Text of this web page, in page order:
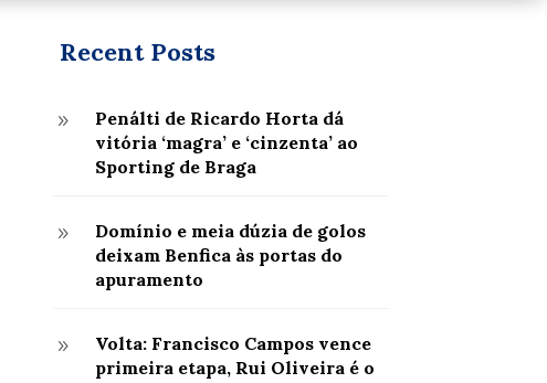
Recent Posts
9
Penálti de Ricardo Horta dá
vitória ‘magra’ e ‘cinzenta’ ao
Sporting de Braga
9
Domínio e meia dúzia de golos
deixam Benfica às portas do
apuramento
9
Volta: Francisco Campos vence
primeira etapa, Rui Oliveira é o